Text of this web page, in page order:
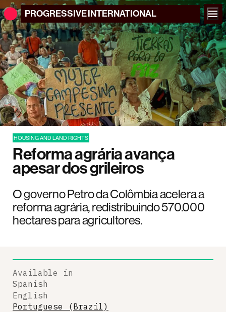
PROGRESSIVEINTERNATIONAL
HOUSING AND LAND RIGHTS
Reforma agrária avança
apesar dos grileiros
O governo Petro da Colômbia acelera a
reforma agrária, redistribuindo 570.000
hectares para agricultores.
Available in
Spanish
English
Portuguese (Brazil)